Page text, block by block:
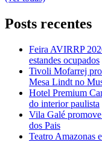
Posts recentes
Feira AVIRRP
estandes ocupados
Tivoli Mofarrej
Mesa Lindt no
Hotel Premium
do interior paulista
Vila Galé
dos Pais
Teatro Amazonas